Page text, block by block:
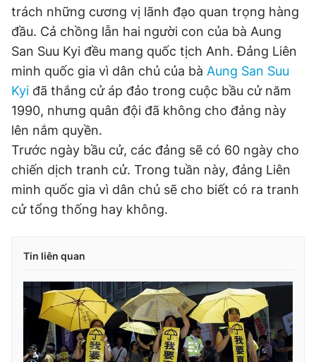
trách những cương vị lãnh đạo quan trọng hàng
đầu. Cả chồng lẫn hai người con của bà Aung
San Suu Kyi đều mang quốc tịch Anh. Đảng Liên
minh quốc gia vì dân chủ của bà Aung San Suu
Kyi đã thắng cử áp đảo trong cuộc bầu cử năm
1990, nhưng quân đội đã không cho đảng này
lên nắm quyền.
Trước ngày bầu cử, các đảng sẽ có 60 ngày cho
chiến dịch tranh cử. Trong tuần này, đảng Liên
minh quốc gia vì dân chủ sẽ cho biết có ra tranh
cử tổng thống hay không.
Tin liên quan